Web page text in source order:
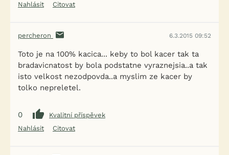
Nahlásit
Citovat
percheron 6.3.2015 09:52
Toto je na 100% kacica... keby to bol kacer tak ta
bradavicnatost by bola podstatne vyraznejsia..a tak
isto velkost nezodpovda..a myslim ze kacer by
tolko nepreletel.
0
Kvalitní příspěvek
Nahlásit
Citovat